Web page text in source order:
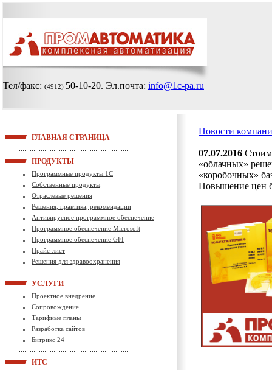
Тел/факс: (4912) 50-10-20. Эл.почта: info@1c-pa.ru
ГЛАВНАЯ СТРАНИЦА
ПРОДУКТЫ
Программные продукты 1С
Собственные продукты
Отраслевые решения
Решения, практика, рекомендации
Антивирусное программное обеспечение
Программное обеспечение Microsoft
Программное обеспечение GFI
Прайс-лист
Решения для здравоохранения
УСЛУГИ
Проектное внедрение
Сопровождение
Тарифные планы
Разработка сайтов
Битрикс 24
ИТС
Новости
07.07.2016
«облачных»
«коробочных»
Повышение цен